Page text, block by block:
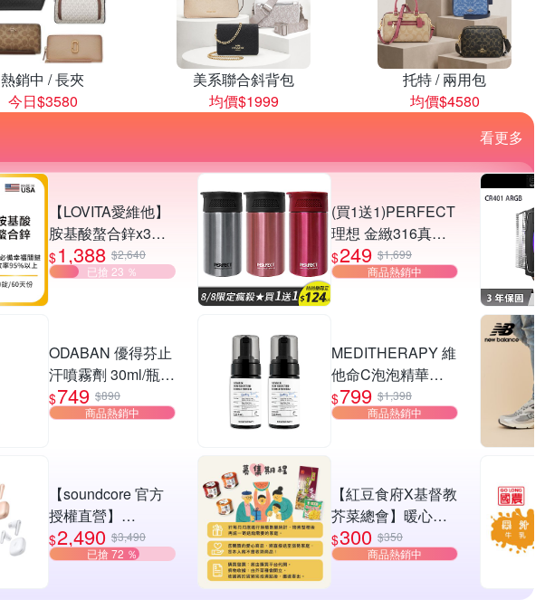
熱銷中 / 長夾
今日$3580
美系聯合斜背包
均價$1999
托特 / 兩用包
均價$4580
看更多
【LOVITA愛維他】
胺基酸螯合鋅x3瓶
30mg素食錠(鋅錠)
$1,388 $2,640
已搶 23 ％
ODABAN 優得芬止
汗噴霧劑 30ml/瓶
(原廠公司貨 止汗劑
止汗噴霧)
$749 $890
商品熱銷中
【soundcore 官方
授權直營】
soundcore Liberty 5
降噪真無線藍牙耳
$2,490 $3,490
已搶 72 ％
(買1送1)PERFECT
理想 金緻316真空
咖啡萃取杯 (8H)
$249 $1,699
商品熱銷中
MEDITHERAPY 維
他命C泡泡精華
100ml 2入組
$799 $1,398
商品熱銷中
【紅豆食府X基督教
芥菜總會】暖心公
益送愛救助A套餐愛
心募集(購買者本人
$300 $350
商品熱銷中